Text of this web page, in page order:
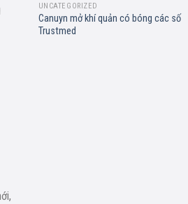
Add
UNCATEGORIZED
Canuyn mở khí quản có bóng các số
Trustmed